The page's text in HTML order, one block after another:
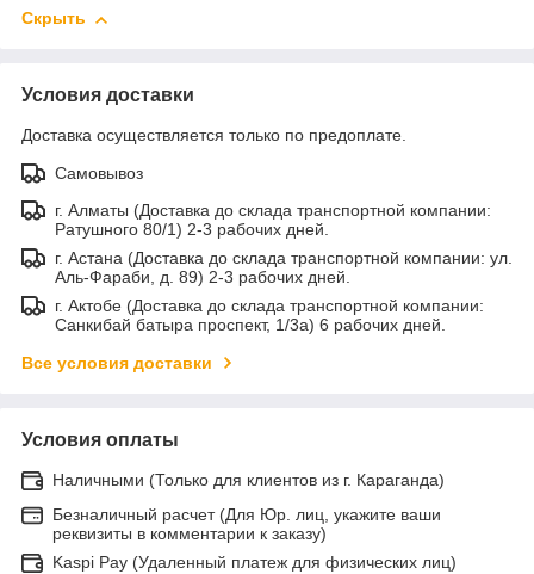
Скрыть
Условия доставки
Доставка осуществляется только по предоплате.
Самовывоз
г. Алматы (Доставка до склада транспортной компании:
Ратушного 80/1) 2-3 рабочих дней.
г. Астана (Доставка до склада транспортной компании: ул.
Аль-Фараби, д. 89) 2-3 рабочих дней.
г. Актобе (Доставка до склада транспортной компании:
Санкибай батыра проспект, 1/3а) 6 рабочих дней.
Все условия доставки
Условия оплаты
Наличными (Только для клиентов из г. Караганда)
Безналичный расчет (Для Юр. лиц, укажите ваши
реквизиты в комментарии к заказу)
Kaspi Pay (Удаленный платеж для физических лиц)